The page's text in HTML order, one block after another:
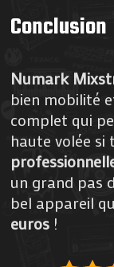
Conclusion
Numark
bien mobilité
complet qui
haute volée si
un grand pas
bel appareil
euros !